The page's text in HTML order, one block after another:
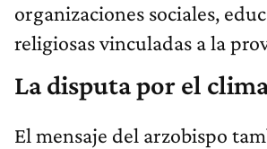
organizaciones sociales,
religiosas vinculadas a la
La disputa por el
El mensaje del arzobispo